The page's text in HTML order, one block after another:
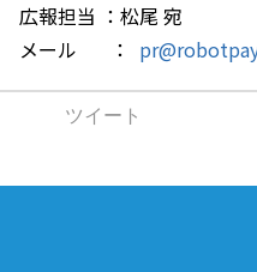
広報担当 ：松尾 宛
メール ：
ツイート